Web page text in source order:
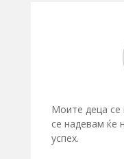
Моите деца се
се надевам ќе
успех.